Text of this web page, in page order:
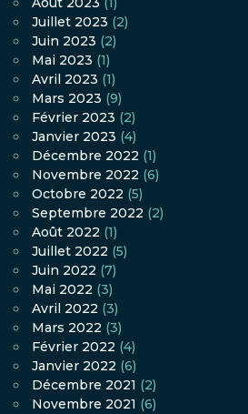
Juillet 2023 (2)
Juin 2023 (2)
Mai 2023 (1)
Avril 2023 (1)
Mars 2023 (9)
Février 2023 (2)
Janvier 2023 (4)
Décembre 2022 (1)
Novembre 2022 (6)
Octobre 2022 (5)
Septembre 2022 (2)
Août 2022 (1)
Juillet 2022 (5)
Juin 2022 (7)
Mai 2022 (3)
Avril 2022 (3)
Mars 2022 (3)
Février 2022 (4)
Janvier 2022 (6)
Décembre 2021 (2)
Novembre 2021 (6)